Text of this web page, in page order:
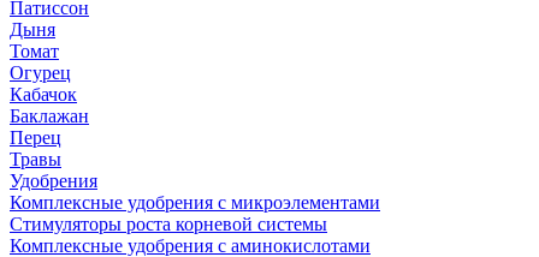
Патиссон
Дыня
Томат
Огурец
Кабачок
Баклажан
Перец
Травы
Удобрения
Комплексные удобрения с микроэлементами
Стимуляторы роста корневой системы
Комплексные удобрения с аминокислотами